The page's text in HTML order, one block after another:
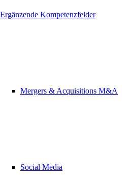
Ergänzende Kompetenzfelder
Mergers & Acquisitions M&A
Social Media